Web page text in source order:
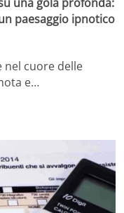
paesaggio ipnotico
nel cuore delle
e…